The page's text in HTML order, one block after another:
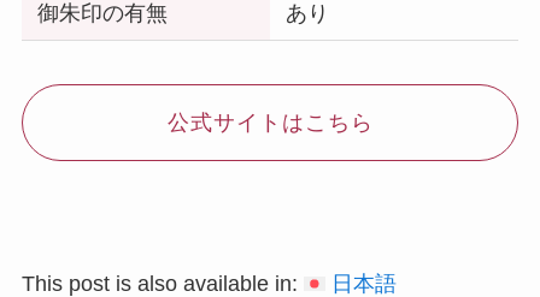
御朱印の有無 あり
公式サイトはこちら
This post is also available in: 日本語